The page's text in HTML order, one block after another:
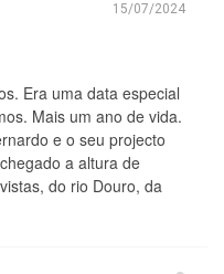
15/07/2024
Era uma data especial
Mais um ano de vida.
e o seu projecto
a altura de
do rio Douro, da